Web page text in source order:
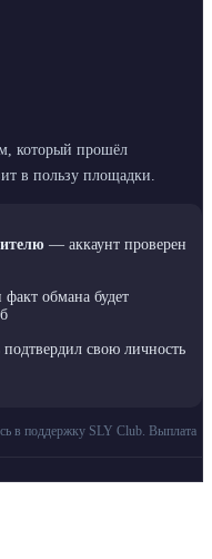
который прошёл
в пользу площадки.
— аккаунт проверен
обмана будет
свою личность
в поддержку SLY Club. Выплата